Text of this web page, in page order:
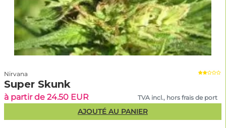
Nirvana
Super Skunk
à partir de 24.50 EUR TVA incl., hors frais de port
AJOUTÉ AU PANIER